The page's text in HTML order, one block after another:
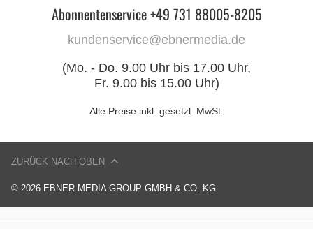
Abonnentenservice +49 731 88005-8205
kundenservice@ebnermedia.de
(Mo. - Do. 9.00 Uhr bis 17.00 Uhr,
Fr. 9.00 bis 15.00 Uhr)
Alle Preise inkl. gesetzl. MwSt.
© 2026 EBNER MEDIA GROUP GMBH & CO. KG
ZURÜCK NACH OBEN